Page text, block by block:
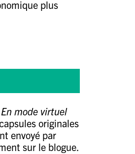
plus
En mode virtuel
originales
envoyé par
sur le blogue.